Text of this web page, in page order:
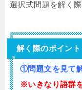
選択式問題を解く
解く際のポイント
①問題文を見て
※いきなり語群